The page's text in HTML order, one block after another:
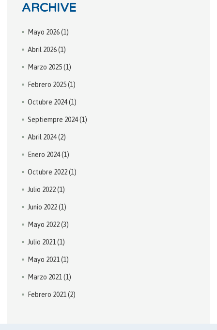
ARCHIVE
Mayo 2026(1)
Abril 2026(1)
Marzo 2025(1)
Febrero 2025(1)
Octubre 2024(1)
Septiempre 2024(1)
Abril 2024(2)
Enero 2024(1)
Octubre 2022(1)
Julio 2022(1)
Junio 2022(1)
Mayo 2022(3)
Julio 2021(1)
Mayo 2021(1)
Marzo 2021(1)
Febrero 2021(2)